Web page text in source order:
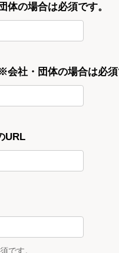
の場合は必須です。
社・団体の場合は必須
URL
です。